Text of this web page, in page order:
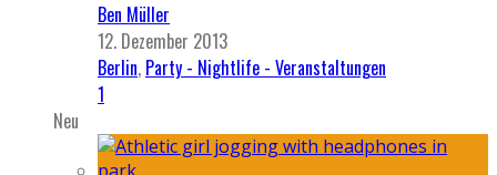
Ben Müller
12. Dezember 2013
Berlin, Party - Nightlife - Veranstaltungen
1
Neu